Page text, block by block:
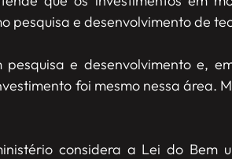
pesquisa e desenvolvimento de
e desenvolvimento e,
foi mesmo nessa área.
considera a Lei do Bem